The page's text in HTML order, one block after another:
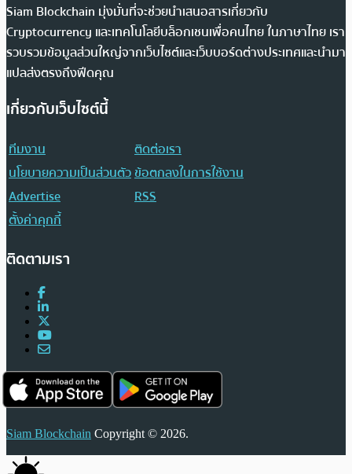
Siam Blockchain มุ่งมั่นที่จะช่วยนำเสนอสารเกี่ยวกับ
Cryptocurrency และเทคโนโลยีบล็อกเชนเพื่อคนไทย ในภาษาไทย เรา
รวบรวมข้อมูลส่วนใหญ่จากเว็บไซต์และเว็บบอร์ดต่างประเทศและนำมา
แปลส่งตรงถึงฟีดคุณ
เกี่ยวกับเว็บไซต์นี้
ทีมงาน
ติดต่อเรา
นโยบายความเป็นส่วนตัวข้อตกลงในการใช้งาน
Advertise
RSS
ตั้งค่าคุกกี้
ติดตามเรา
Siam Blockchain Copyright © 2026.